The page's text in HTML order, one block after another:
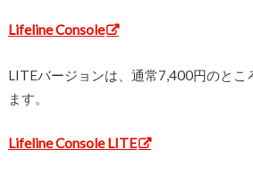
Lifeline Console
LITEバージョンは、通常7,400円のとこ
ます。
Lifeline Console LITE